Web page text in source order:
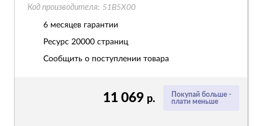
Покупай больше -
плати меньше
11 069 р.
Код производителя: 51B5X00
6 месяцев гарантии
Ресурс 20000 страниц
Сообщить о поступлении товара